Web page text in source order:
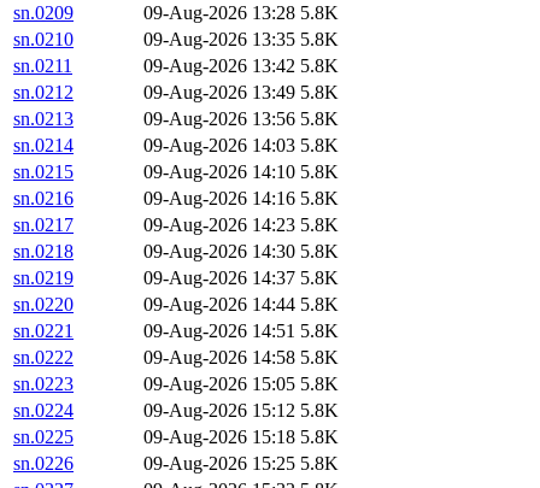
sn.0209
09-Aug-2026 13:28 5.8K
sn.0210
09-Aug-2026 13:35 5.8K
sn.0211
09-Aug-2026 13:42 5.8K
sn.0212
09-Aug-2026 13:49 5.8K
sn.0213
09-Aug-2026 13:56 5.8K
sn.0214
09-Aug-2026 14:03 5.8K
sn.0215
09-Aug-2026 14:10 5.8K
sn.0216
09-Aug-2026 14:16 5.8K
sn.0217
09-Aug-2026 14:23 5.8K
sn.0218
09-Aug-2026 14:30 5.8K
sn.0219
09-Aug-2026 14:37 5.8K
sn.0220
09-Aug-2026 14:44 5.8K
sn.0221
09-Aug-2026 14:51 5.8K
sn.0222
09-Aug-2026 14:58 5.8K
sn.0223
09-Aug-2026 15:05 5.8K
sn.0224
09-Aug-2026 15:12 5.8K
sn.0225
09-Aug-2026 15:18 5.8K
sn.0226
09-Aug-2026 15:25 5.8K